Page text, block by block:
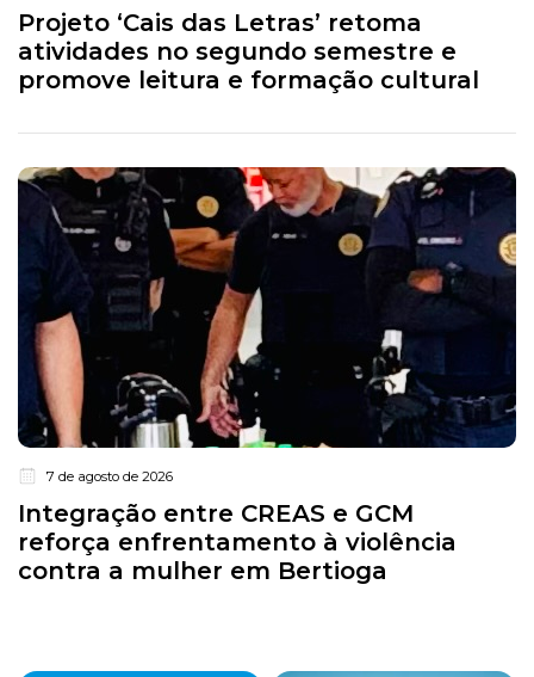
Projeto ‘Cais das Letras’ retoma
atividades no segundo semestre e
promove leitura e formação cultural
7 de agosto de 2026
Integração entre CREAS e GCM
reforça enfrentamento à violência
contra a mulher em Bertioga